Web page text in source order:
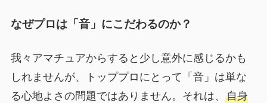
なぜプロは「音」にこだわるのか？
我々アマチュアからすると少し意外に感じるかも
しれませんが、トッププロにとって「音」は単な
る心地よさの問題ではありません。それは、 自身